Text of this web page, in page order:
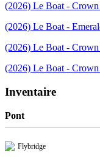
(2026) Le Boat -
(2026) Le Boat -
(2026) Le Boat -
(2026) Le Boat -
Inventaire
Pont
Flybridge